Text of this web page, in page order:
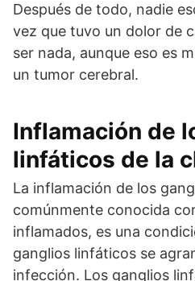
Después de todo, nadie
vez que tuvo un dolor de
ser nada, aunque eso es
un tumor cerebral.
Inflamación de
linfáticos de la
La inflamación de los
comúnmente conocida
inflamados, es una
ganglios linfáticos se
infección. Los ganglios